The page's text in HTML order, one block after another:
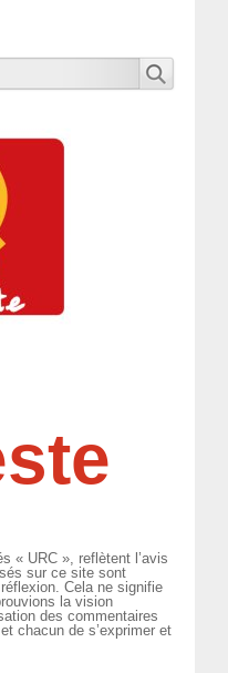
« URC », reflètent l’avis
sur ce site sont
Cela ne signifie
la vision
des commentaires
chacun de s’exprimer et